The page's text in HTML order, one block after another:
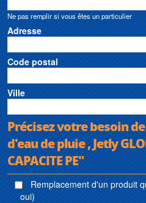
Ne pas remplir si vous êtes un particulier
Adresse
Code postal
Ville
Précisez votre besoin
d'eau de pluie , Jetly
CAPACITE PE"
Remplacement d'un produit
oui)